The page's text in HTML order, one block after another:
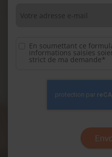
En soumettant ce
informations saisies
strict de ma demande*